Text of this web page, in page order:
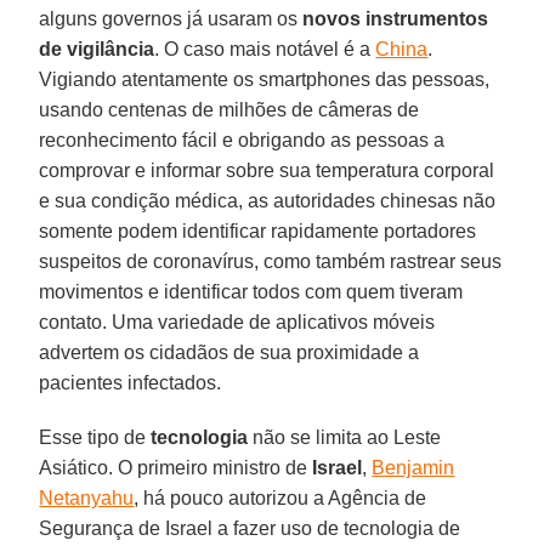
alguns governos já usaram os novos instrumentos
de vigilância. O caso mais notável é aChina.
Vigiando atentamente os smartphones das pessoas,
usando centenas de milhões de câmeras de
reconhecimento fácil e obrigando as pessoas a
comprovar e informar sobre sua temperatura corporal
e sua condição médica, as autoridades chinesas não
somente podem identificar rapidamente portadores
suspeitos de coronavírus, como também rastrear seus
movimentos e identificar todos com quem tiveram
contato. Uma variedade de aplicativos móveis
advertem os cidadãos de sua proximidade a
pacientes infectados.
Esse tipo detecnologia não se limita ao Leste
Asiático. O primeiro ministro de Israel , Benjamin
Netanyahu, há pouco autorizou a Agência de
Segurança de Israel a fazer uso de tecnologia de